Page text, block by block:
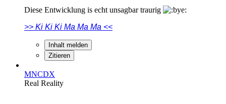
Diese Entwicklung is echt unsagbar traurig
>> Ki Ki Ki Ma Ma Ma <<
Inhalt melden
Zitieren
MNCDX
Real Reality